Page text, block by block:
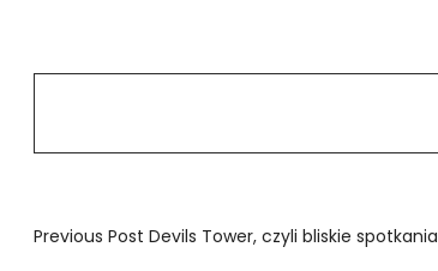
Previous Post Devils Tower, czyli bliskie